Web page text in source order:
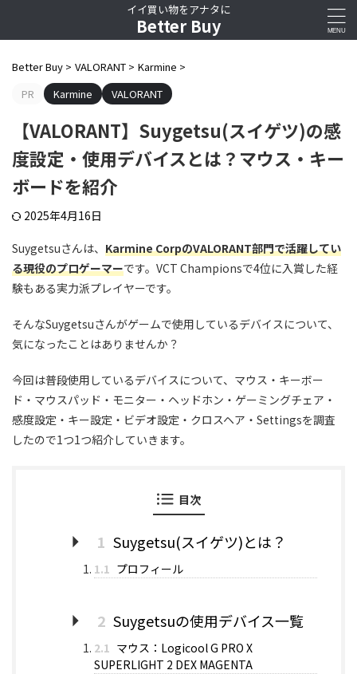
イイ買い物をアナタに
Better Buy
Better Buy > VALORANT > Karmine >
PR
Karmine VALORANT
【VALORANT】Suygetsu(スイゲツ)の感
度設定・使用デバイスとは？マウス・キー
ボードを紹介
2025年4月16日
Suygetsuさんは、 Karmine CorpのVALORANT部門で活躍してい
る現役のプロゲーマーです。VCT Championsで4位に入賞した経
験もある実力派プレイヤーです。
そんなSuygetsuさんがゲームで使用しているデバイスについて、
気になったことはありませんか？
今回は普段使用しているデバイスについて、マウス・キーボー
ド・マウスパッド・モニター・ヘッドホン・ゲーミングチェア・
感度設定・キー設定・ビデオ設定・クロスヘア・Settingsを調査
したので1つ1つ紹介していきます。
目次
1 Suygetsu(スイゲツ)とは？
1.1 プロフィール
2 Suygetsuの使用デバイス一覧
2.1 マウス：Logicool G PRO X
SUPERLIGHT 2 DEX MAGENTA